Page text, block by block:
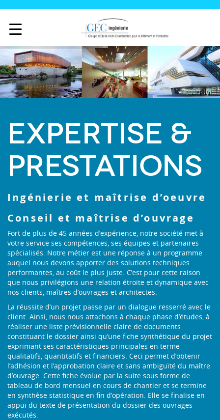
EXPERTISE &
PRESTATIONS
Ingénierie et maîtrise d’oeuvre
Conseil et maîtrise d’ouvrage
Fort de plus de 45 années d’expérience, notre société met à
votre service ses compétences, ses équipes et partenaires
spécialisés. Notre métier est une réponse à un programme
auquel nous devons apporter des solutions techniques
performantes, au coût le plus juste. C’est pour cette raison
que nous privilégions une relation étroite et dynamique avec
nos clients, maîtres d’ouvrages et architectes.
La réussite d’un projet passe par un dialogue resserré avec le
client. Ainsi, nous nous attachons à chaque phase d’études, à
réaliser une liste prévisionnelle claire de documents
constituant le dossier ainsi qu’une fiche synthétique du projet
exprimant ses caractéristiques principales en terme
qualitatifs, quantitatifs et financiers. Ceci permet d’obtenir
l’adhésion et l’approbation claire et sans ambiguïté du maître
d’ouvrage. Cette fiche évolue par la suite sous forme de
tableau de bord mensuel en cours de chantier et se termine
en synthèse statistique en fin d’opération. Elle se finalise en
appui du texte de présentation du dossier des ouvrages
exécutés.